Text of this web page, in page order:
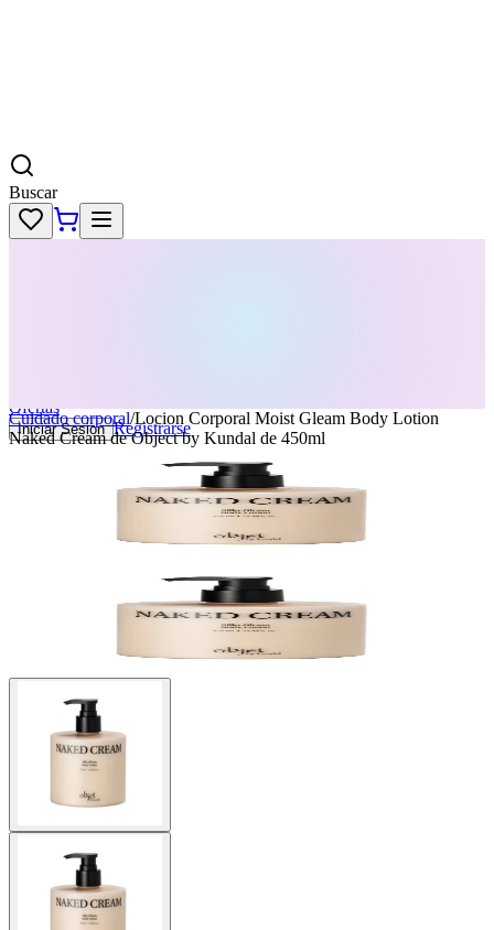
Buscar
Ofertas
Iniciar Sesion Registrarse
Cuidado corporal/Locion Corporal Moist Gleam Body Lotion
Naked Cream de Object by Kundal de 450ml